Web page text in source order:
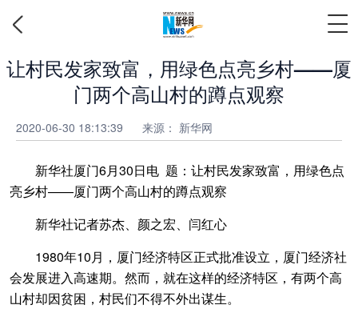
让村民发家致富，用绿色点亮乡村——厦
门两个高山村的蹲点观察
2020-06-30 18:13:39 来源： 新华网
新华社厦门6月30日电 题：让村民发家致富，用绿色点
亮乡村——厦门两个高山村的蹲点观察
新华社记者苏杰、颜之宏、闫红心
1980年10月，厦门经济特区正式批准设立，厦门经济社
会发展进入高速期。然而，就在这样的经济特区，有两个高
山村却因贫困，村民们不得不外出谋生。